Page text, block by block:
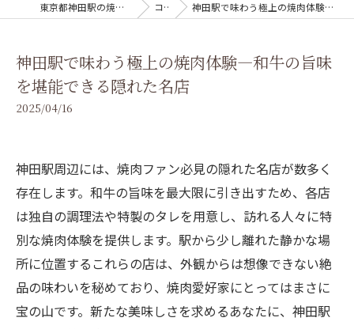
東京都神田駅の焼肉なら和牛焼肉 神田時流 コラム 神田駅で味わう極上の焼肉体験—和牛の旨味を堪能できる隠れた名店
神田駅で味わう極上の焼肉体験—和牛の旨味
を堪能できる隠れた名店
2025/04/16
神田駅周辺には、焼肉ファン必見の隠れた名店が数多く
存在します。和牛の旨味を最大限に引き出すため、各店
は独自の調理法や特製のタレを用意し、訪れる人々に特
別な焼肉体験を提供します。駅から少し離れた静かな場
所に位置するこれらの店は、外観からは想像できない絶
品の味わいを秘めており、焼肉愛好家にとってはまさに
宝の山です。新たな美味しさを求めるあなたに、神田駅